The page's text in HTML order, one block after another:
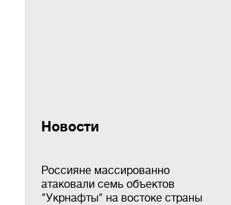
Новости
Россияне массированно
атаковали семь объектов
"Укрнафты" на востоке страны